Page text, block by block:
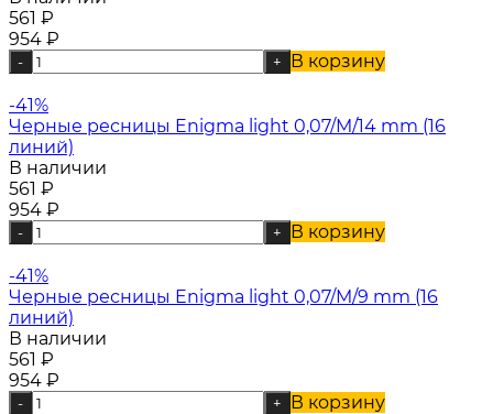
561 ₽
954 ₽
- + В корзину
-41%
Черные ресницы Enigma light 0,07/M/14 mm (16
линий)
В наличии
561 ₽
954 ₽
- + В корзину
-41%
Черные ресницы Enigma light 0,07/M/9 mm (16
линий)
В наличии
561 ₽
954 ₽
- + В корзину